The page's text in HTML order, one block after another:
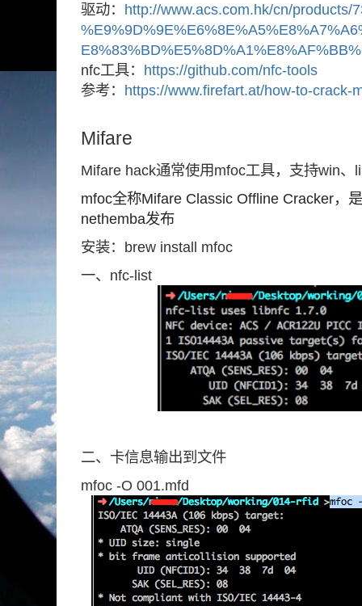
驱动： http://www.acs.com.hk/cn/products/
nfc工具： https://github.com/nfc-tools
参考： https://www.firefart.at/how-to-crack-
Mifare
Mifare hack通常使用mfoc工具，支持win、
mfoc全称Mifare Classic Offline Cracker，
nethemba发布
安装：brew install mfoc
一、nfc-list
二、卡信息输出到文件
mfoc -O 001.mfd